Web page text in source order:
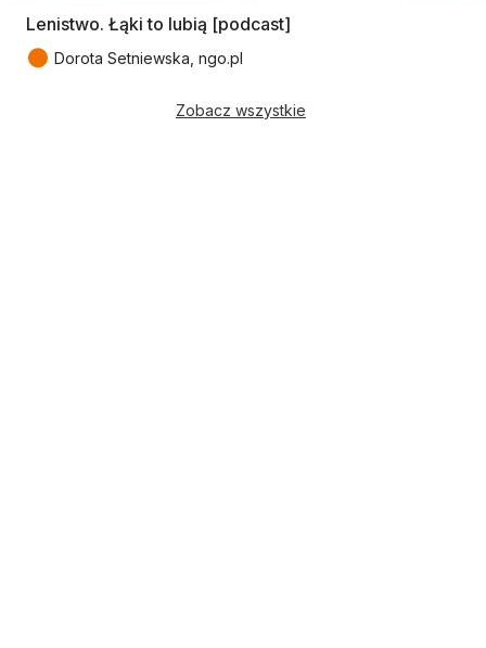
Lenistwo. Łąki to lubią [podcast]
● Dorota Setniewska, ngo.pl
Zobacz wszystkie